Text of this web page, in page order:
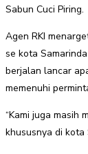
Sabun Cuci Piring.
Agen RKI
se kota
berjalan lancar
memenuhi
“Kami juga masih
khususnya di kota